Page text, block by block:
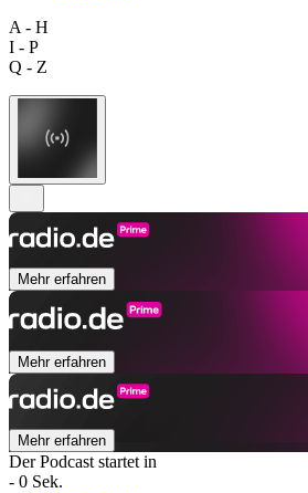
A - H
I - P
Q - Z
Mehr erfahren
Mehr erfahren
Mehr erfahren
Der Podcast startet in
- 0 Sek.